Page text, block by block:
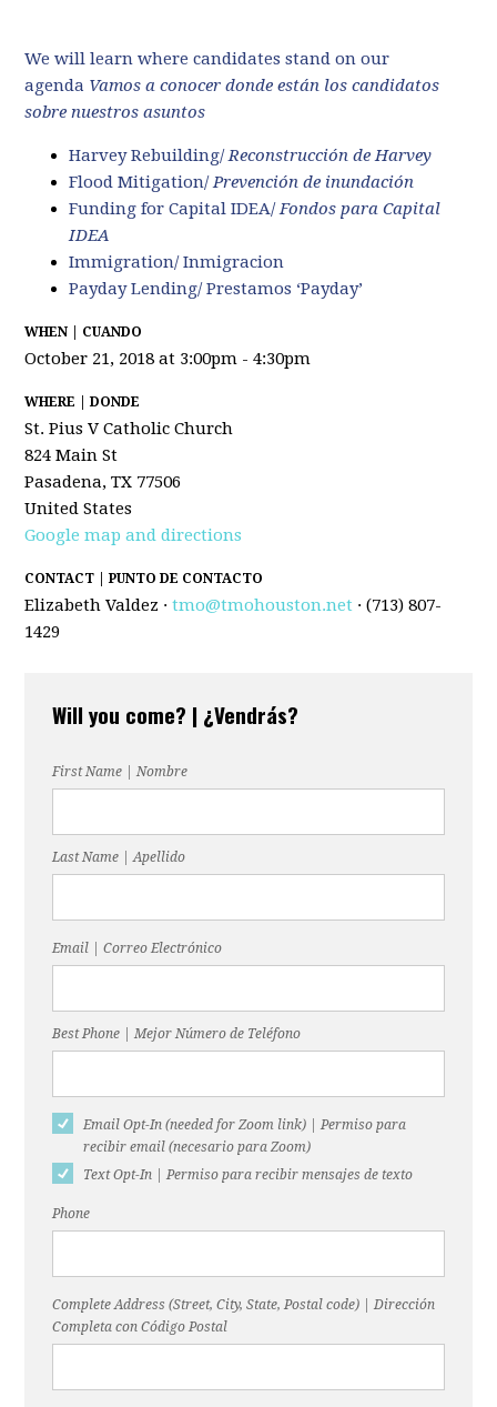
We will learn where candidates stand on our
agenda Vamos a conocer donde están los candidatos
sobre nuestros asuntos
Harvey Rebuilding/Reconstrucción de Harvey
Flood Mitigation/Prevención de inundación
Funding for Capital IDEA/Fondos para Capital
IDEA
Immigration/ Inmigracion
Payday Lending/ Prestamos ‘Payday’
WHEN | CUANDO
October 21, 2018 at 3:00pm - 4:30pm
WHERE | DONDE
St. Pius V Catholic Church
824 Main St
Pasadena, TX 77506
United States
Google map and directions
CONTACT | PUNTO DE CONTACTO
Elizabeth Valdez ·tmo@tmohouston.net · (713) 807-
1429
Will you come? | ¿Vendrás?
First Name | Nombre
Last Name | Apellido
Email | Correo Electrónico
Best Phone | Mejor Número de Teléfono
Email Opt-In (needed for Zoom link) | Permiso para
recibir email (necesario para Zoom)
Text Opt-In | Permiso para recibir mensajes de texto
Phone
Complete Address (Street, City, State, Postal code) | Dirección
Completa con Código Postal